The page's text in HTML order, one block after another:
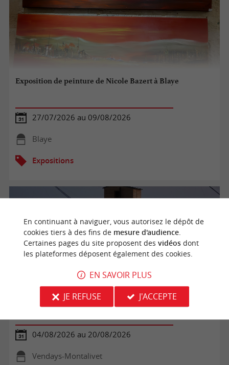
Exposition de peinture de Nicole Bazert à Blaye
27/07/2026 au 09/08/2026
Blaye
Expositions
Exposition : En bord d'Estuaire
04/08/2026 au 20/08/2026
Vendays-Montalivet
En continuant à naviguer, vous autorisez le dépôt de
cookies tiers à des fins de mesure d'audience.
Certaines pages du site proposent des vidéosdont
les plateformes déposent également des cookies.
EN SAVOIR PLUS
JE REFUSE
J'ACCEPTE